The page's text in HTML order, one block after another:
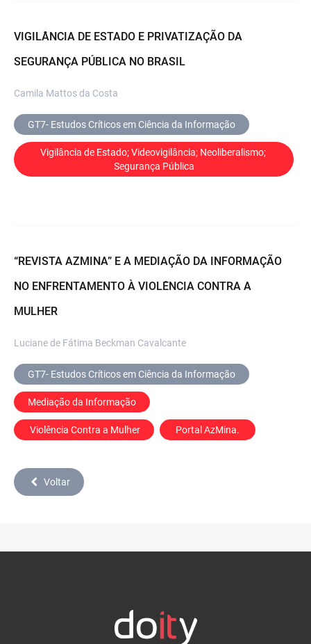
VIGILÂNCIA DE ESTADO E PRIVATIZAÇÃO DA
SEGURANÇA PÚBLICA NO BRASIL
Camila Mattos da Costa
GT7- Estudos Críticos em Ciência da Informação
Vigilância de Estado; Videovigilância; Neoliberalismo;
Segurança Pública
“REVISTA AZMINA” E A MEDIAÇÃO DA INFORMAÇÃO
NO ENFRENTAMENTO À VIOLÊNCIA CONTRA A
MULHER
Luciane de Fátima Beckman Cavalcante
GT7- Estudos Críticos em Ciência da Informação
Mediação da Informação
Violência Contra a Mulher Portal AzMina.
Voltar